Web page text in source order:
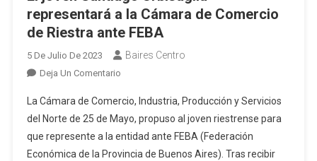
representará a la Cámara de Comercio
de Riestra ante FEBA
5 De Julio De 2023 Baires Centro
Deja Un ComentarioEn
Joven
Santiago
Urbisaglia
Representará
La Cámara de Comercio, Industria, Producción y Servicios
del Norte de 25 de Mayo, propuso al joven riestrense para
que represente a la entidad ante FEBA (Federación
Económica de la Provincia de Buenos Aires). Tras recibir